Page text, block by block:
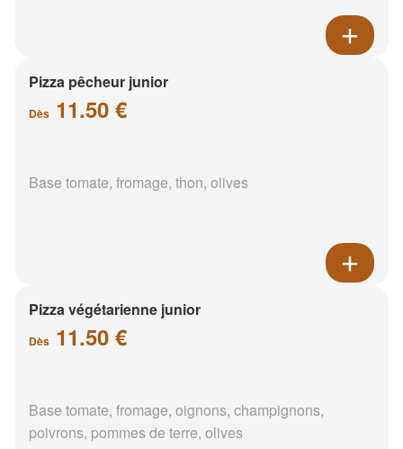
Pizza pêcheur junior
Dès 11.50 €
Base tomate, fromage, thon, olives
Pizza végétarienne junior
Dès 11.50 €
Base tomate, fromage, oignons, champignons,
poivrons, pommes de terre, olives